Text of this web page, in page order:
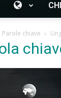
Parole chiave